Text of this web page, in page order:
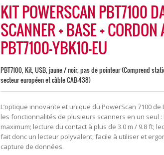
KIT POWERSCAN PBT7100
SCANNER + BASE + CORDON
PBT7100-YBK10-EU
PBT7100, Kit, USB, jaune / noir, pas de pointeur (Comprend
secteur européen et câble CAB-438)
L’optique innovante et unique du PowerScan 7100
les fonctionnalités de plusieurs scanners en un seul
maximum; lecture du contact à plus de 3.0 m / 9.8 ft;
fait donc un lecteur polyvalent, facile à utiliser et
capture de données.